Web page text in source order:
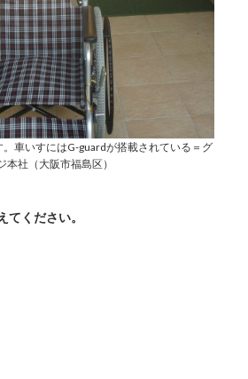
車いすにはG-guardが搭載されている＝グ
本社（大阪市福島区）
ください。